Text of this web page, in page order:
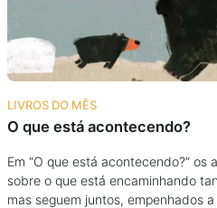
LIVROS DO MÊS
O que está acontecendo?
Em “O que está acontecendo?” os
sobre o que está encaminhando
mas seguem juntos, empenhados